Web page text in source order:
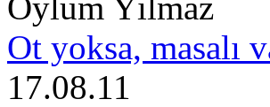
Ot yoksa, masalı
17.08.11